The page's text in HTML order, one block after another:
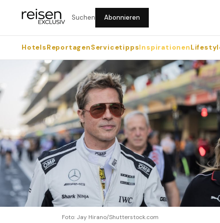
Suchen Abonnieren
HotelsReportagenServicetippsInspirationen
Foto: Jay Hirano/Shutterstock.com